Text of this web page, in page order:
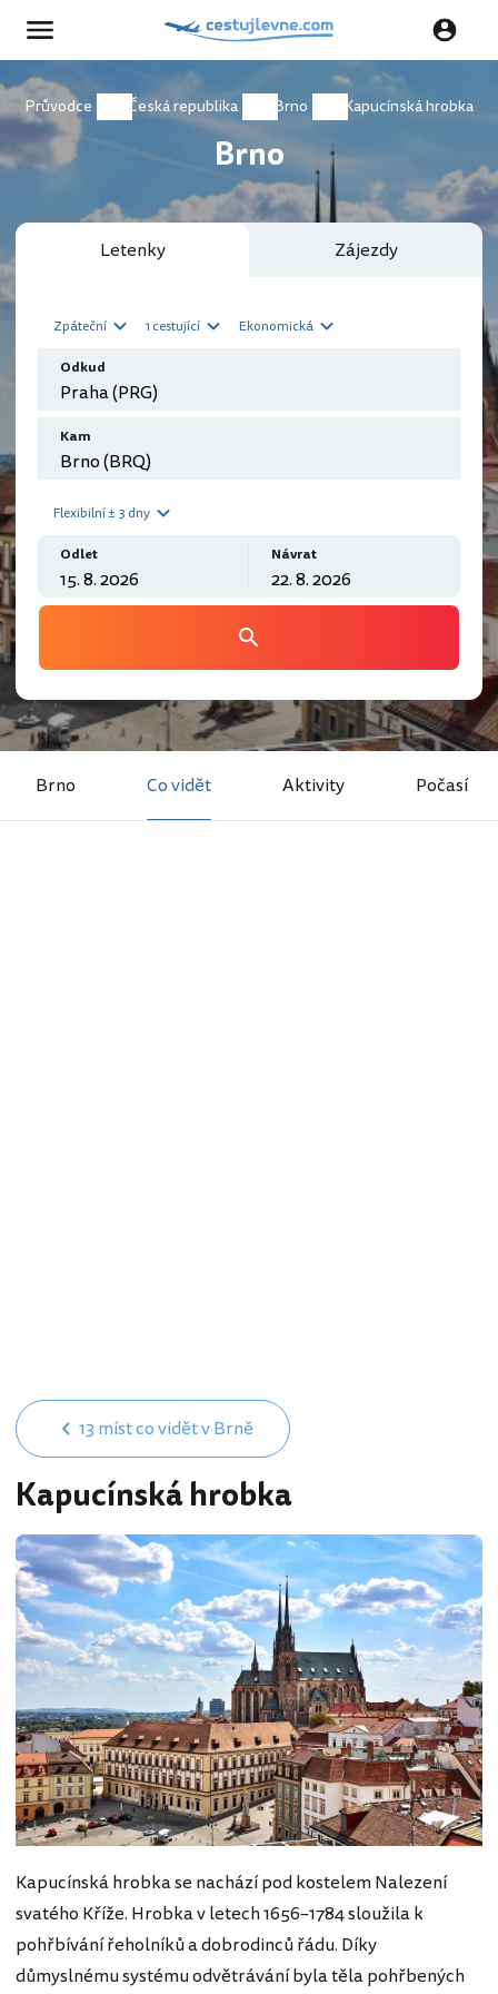
Průvodce Česká republika Brno Kapucínská hrobka
Brno
Letenky Zájezdy
Zpáteční 1 cestující Ekonomická
Odkud
Kam
Flexibilní ± 3 dny
Odlet Návrat
Brno Co vidět Aktivity Počasí
13 míst co vidět v Brně
Kapucínská hrobka
Kapucínská hrobka se nachází pod kostelem Nalezení
svatého Kříže. Hrobka v letech 1656–1784 sloužila k
pohřbívání řeholníků a dobrodinců řádu. Díky
důmyslnému systému odvětrávání byla těla pohřbených